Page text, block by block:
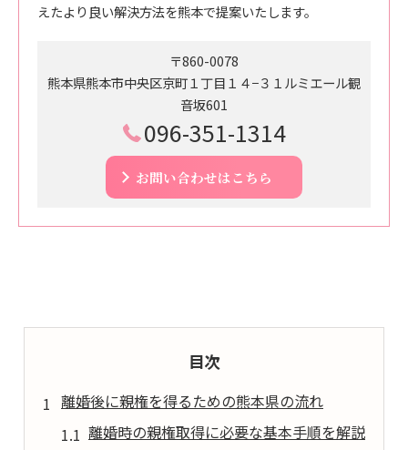
えたより良い解決方法を熊本で提案いたします。
〒860-0078
熊本県熊本市中央区京町１丁目１４−３１ルミエール観
音坂601
096-351-1314
お問い合わせはこちら
目次
離婚後に親権を得るための熊本県の流れ
離婚時の親権取得に必要な基本手順を解説